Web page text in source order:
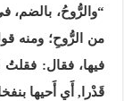
“والرُّوحُ، بالضم،
من الرُّوحِ؛ ومنه
فيها، فقال: فقلتُ
قَدْرا, أَي أَحيها